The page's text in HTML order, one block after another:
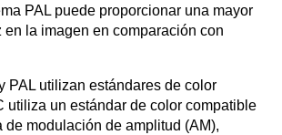
PAL puede proporcionar una mayor
la imagen en comparación con
PAL utilizan estándares de color
utiliza un estándar de color compatible
de modulación de amplitud (AM),